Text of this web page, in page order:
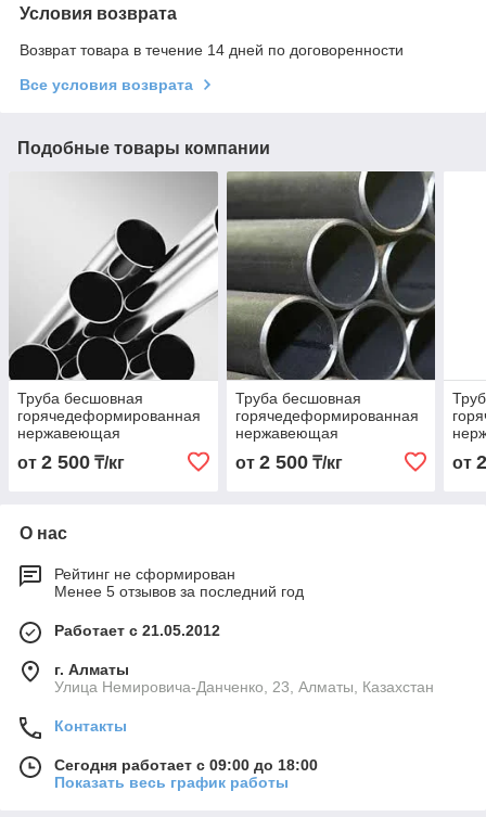
Условия возврата
Возврат товара в течение 14 дней по договоренности
Все условия возврата
Подобные товары компании
Труба бесшовная
горячедеформированная
нержавеющая
28х3,0х6000 Марка AISI
316 L
от 2 500 ₸/кг
Труба бесшовная
горячедеформированная
нержавеющая
76х4,0х6000 Марка AISI
316
от 2 500₸/кг
316
от
О нас
Рейтинг не сформирован
Менее 5 отзывов за последний год
Работает с 21.05.2012
г. Алматы
Улица Немировича-Данченко, 23, Алматы, Казахстан
Контакты
Сегодня работает с 09:00 до 18:00
Показать весь график работы